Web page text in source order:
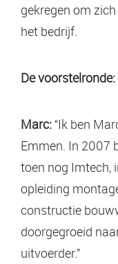
gekregen om
het bedrijf.
De
Marc:“Ik ben
Emmen. In 2007
toen nog Imtech,
opleiding
constructie
doorgegroeid
uitvoerder.”